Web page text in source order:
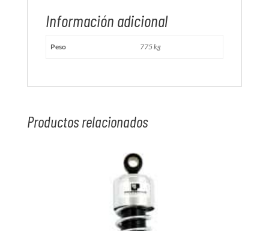
Información adicional
Peso 775 kg
Productos relacionados